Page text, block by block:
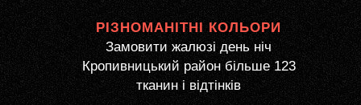
РІЗНОМАНІТНІ КОЛЬОРИ
Замовити жалюзі день ніч
Кропивницький район більше 123
тканин і відтінків